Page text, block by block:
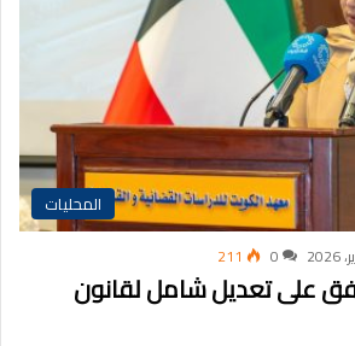
المحليات
0
211
على تعديل شامل لقانون